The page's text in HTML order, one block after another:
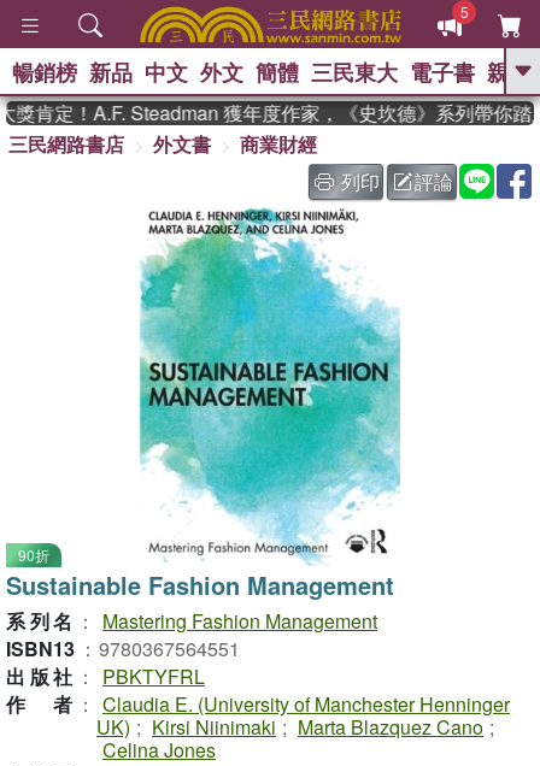
5
GO
熱搜： 東野圭吾
、 如果歷史是一群喵 、 暑期
國際布克獎 臺灣漫遊錄 、 方
念華 、 台灣的李登輝時代
孩：黎曼猜想
暢銷榜 新品 中文 外文 簡體 三民東大 電子書 親子
肯定！A.F. Steadman 獲年度作家，《史坎德》系列帶你踏
三民網路書店
外文書
商業財經
列印
評論
90折
Sustainable Fashion Management
系列名 ：
Mastering Fashion Management
ISBN13 ： 9780367564551
出版社 ：
PBKTYFRL
作者 ： Claudia E. (University of Manchester Henninger
UK) ; Kirsi Niinimaki ; Marta Blazquez Cano ;
Celina Jones